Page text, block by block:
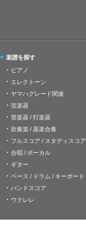
楽譜を探す
ピアノ
エレクトーン
ヤマハグレード関連
弦楽器
管楽器 / 打楽器
吹奏楽 / 器楽合奏
フルスコア / スタディスコア
合唱 / ボーカル
ギター
ベース / ドラム / キーボード
バンドスコア
ウクレレ